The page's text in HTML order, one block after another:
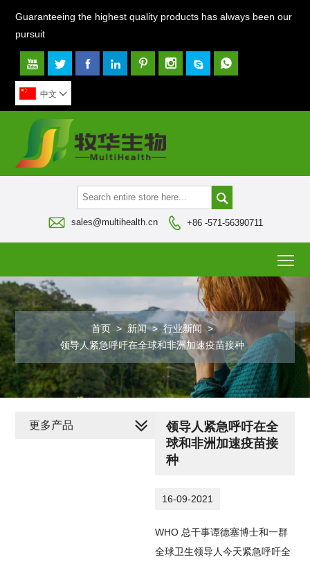
Guaranteeing the highest quality products has always been our
pursuit
       
中文 

 sales@multihealth.cn  +86 -571-56390711
首页 > 新闻 > 行业新闻 >
领导人紧急呼吁在全球和非洲加速疫苗接种
领导人紧急呼吁在全
球和非洲加速疫苗接
种
16-09-2021
WHO 总干事谭德塞博士和一群
全球卫生领导人今天紧急呼吁全
更多产品